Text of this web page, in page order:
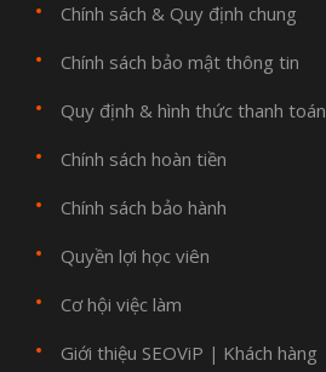
Chính sách & Quy định chung
Chính sách bảo mật thông tin
Quy định & hình thức thanh toán
Chính sách hoàn tiền
Chính sách bảo hành
Quyền lợi học viên
Cơ hội việc làm
Giới thiệu SEOViP | Khách hàng